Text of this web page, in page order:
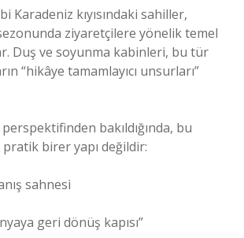
Karadeniz kıyısındaki sahiller,
ziyaretçilere yönelik temel
Duş ve soyunma kabinleri, bu tür
“hikâye tamamlayıcı unsurları”
bakıldığında, bu
pratik birer yapı değildir:
sahnesi
geri dönüş kapısı”